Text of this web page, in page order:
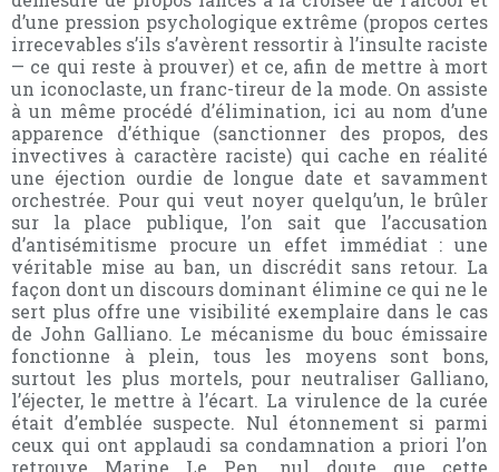
d’une pression psychologique extrême (propos certes
irrecevables s’ils s’avèrent ressortir à l’insulte raciste
— ce qui reste à prouver) et ce, afin de mettre à mort
un iconoclaste, un franc-tireur de la mode. On assiste
à un même procédé d’élimination, ici au nom d’une
apparence d’éthique (sanctionner des propos, des
invectives à caractère raciste) qui cache en réalité
une éjection ourdie de longue date et savamment
orchestrée. Pour qui veut noyer quelqu’un, le brûler
sur la place publique, l’on sait que l’accusation
d’antisémitisme procure un effet immédiat : une
véritable mise au ban, un discrédit sans retour. La
façon dont un discours dominant élimine ce qui ne le
sert plus offre une visibilité exemplaire dans le cas
de John Galliano. Le mécanisme du bouc émissaire
fonctionne à plein, tous les moyens sont bons,
surtout les plus mortels, pour neutraliser Galliano,
l’éjecter, le mettre à l’écart. La virulence de la curée
était d’emblée suspecte. Nul étonnement si parmi
ceux qui ont applaudi sa condamnation a priori l’on
retrouve Marine Le Pen, nul doute que cette